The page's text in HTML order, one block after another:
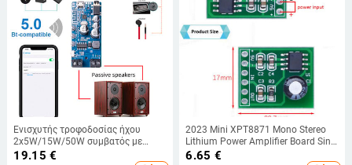
Ενισχυτής τροφοδοσίας ήχου
2x5W/15W/50W συμβατός με
Bluetooth 5.0 Ενισχυτής ισχύος
19.15 €
2023 Mini XPT8871 Mono Stereo
Lithium Power Amplifier Board Sing
Machine Module 3v 5v 5W Είσοδος
6.65 €